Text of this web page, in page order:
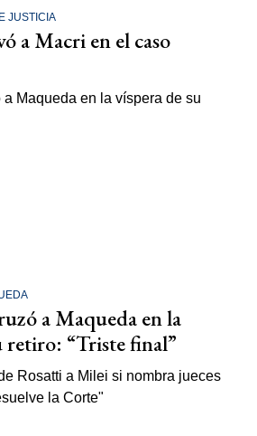
JUSTICIA
a Macri en el caso
a Maqueda en la
retiro: “Triste final”